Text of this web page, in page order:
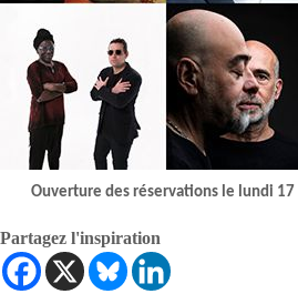
Ouverture des réservations le lundi 17
Partagez l'inspiration